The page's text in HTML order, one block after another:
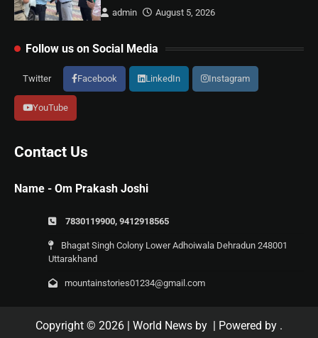
admin
August 5, 2026
Follow us on Social Media
Twitter Facebook LinkedIn Instagram
YouTube
Contact Us
Name - Om Prakash Joshi
7830119900, 9412918565
Bhagat Singh Colony Lower Adhoiwala Dehradun 248001
Uttarakhand
mountainstories01234@gmail.com
Copyright © 2026 | World News by | Powered by .